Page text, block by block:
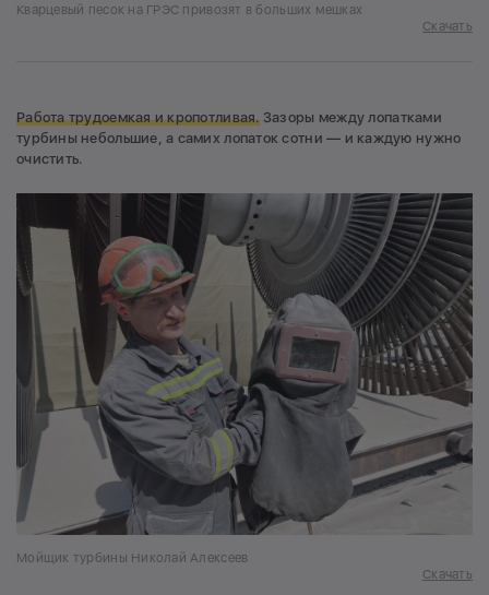
Кварцевый песок на ГРЭС привозят в больших мешках
Скачать
Работа трудоемкая и кропотливая.Зазоры между лопатками
турбины небольшие, а самих лопаток сотни — и каждую нужно
очистить.
Мойщик турбины Николай Алексеев
Скачать